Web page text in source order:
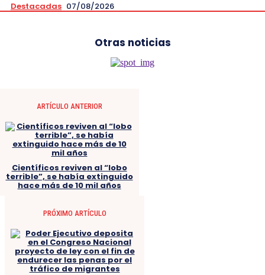
Destacadas 07/08/2026
Otras noticias
ARTÍCULO ANTERIOR
Científicos reviven al “lobo
terrible”, se había extinguido
hace más de 10 mil años
PRÓXIMO ARTÍCULO